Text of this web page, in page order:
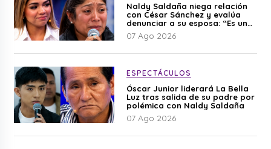
Naldy Saldaña niega relación
con César Sánchez y evalúa
denunciar a su esposa: “Es una
difamación”
07 Ago 2026
ESPECTÁCULOS
Óscar Junior liderará La Bella
Luz tras salida de su padre por
polémica con Naldy Saldaña
07 Ago 2026